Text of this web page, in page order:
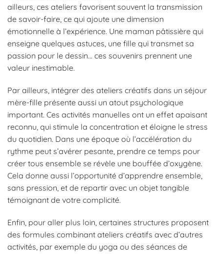
ailleurs, ces ateliers favorisent souvent la transmission
de savoir-faire, ce qui ajoute une dimension
émotionnelle à l’expérience. Une maman pâtissière qui
enseigne quelques astuces, une fille qui transmet sa
passion pour le dessin… ces souvenirs prennent une
valeur inestimable.
Par ailleurs, intégrer des ateliers créatifs dans un séjour
mère-fille présente aussi un atout psychologique
important. Ces activités manuelles ont un effet apaisant
reconnu, qui stimule la concentration et éloigne le stress
du quotidien. Dans une époque où l’accélération du
rythme peut s’avérer pesante, prendre ce temps pour
créer tous ensemble se révèle une bouffée d’oxygène.
Cela donne aussi l’opportunité d’apprendre ensemble,
sans pression, et de repartir avec un objet tangible
témoignant de votre complicité.
Enfin, pour aller plus loin, certaines structures proposent
des formules combinant ateliers créatifs avec d’autres
activités, par exemple du yoga ou des séances de